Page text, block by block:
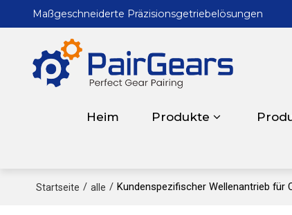
Maßgeschneiderte Präzisionsgetriebelösungen
Heim Produkte
Startseite / alle / Kundenspezifischer Wellenantrieb für